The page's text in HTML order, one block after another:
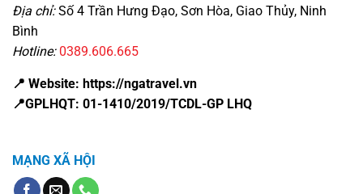
Địa chỉ:Số 4 Trần Hưng Đạo, Sơn Hòa, Giao Thủy, Ninh
Bình
Hotline:0389.606.665
📍 Website: https://ngatravel.vn
📍GPLHQT: 01-1410/2019/TCDL-GP LHQ
MẠNG XÃ HỘI